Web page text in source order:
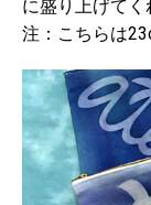
に盛り上げてく
注：こちらは